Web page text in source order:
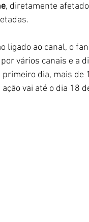
, diretamente
ligado ao canal, o
vários canais e a
primeiro dia, mais de
ação vai até o dia 18